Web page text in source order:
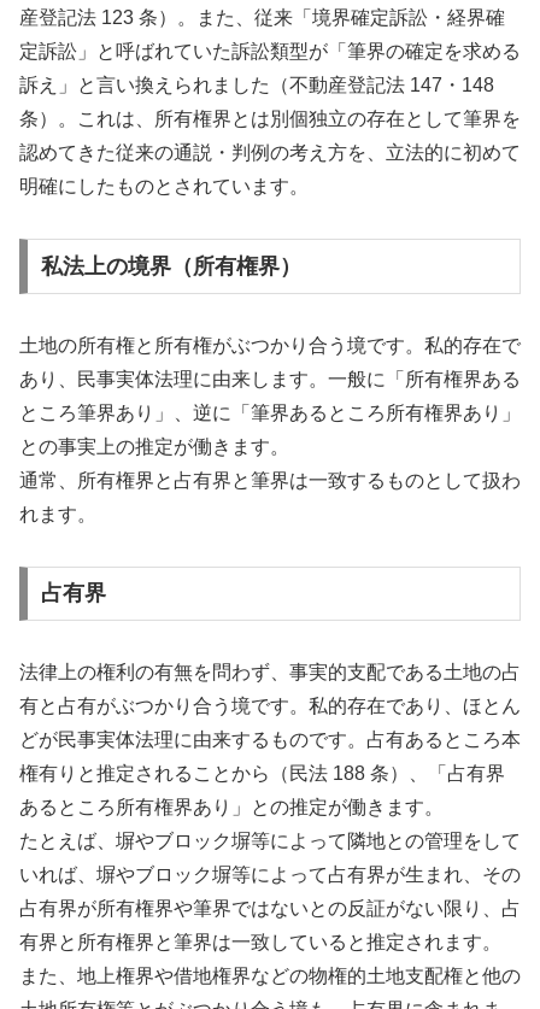
産登記法 123 条）。また、従来「境界確定訴訟・経界確
定訴訟」と呼ばれていた訴訟類型が「筆界の確定を求める
訴え」と言い換えられました（不動産登記法 147・148
条）。これは、所有権界とは別個独立の存在として筆界を
認めてきた従来の通説・判例の考え方を、立法的に初めて
明確にしたものとされています。
私法上の境界（所有権界）
土地の所有権と所有権がぶつかり合う境です。私的存在で
あり、民事実体法理に由来します。一般に「所有権界ある
ところ筆界あり」、逆に「筆界あるところ所有権界あり」
との事実上の推定が働きます。
通常、所有権界と占有界と筆界は一致するものとして扱わ
れます。
占有界
法律上の権利の有無を問わず、事実的支配である土地の占
有と占有がぶつかり合う境です。私的存在であり、ほとん
どが民事実体法理に由来するものです。占有あるところ本
権有りと推定されることから（民法 188 条）、「占有界
あるところ所有権界あり」との推定が働きます。
たとえば、塀やブロック塀等によって隣地との管理をして
いれば、塀やブロック塀等によって占有界が生まれ、その
占有界が所有権界や筆界ではないとの反証がない限り、占
有界と所有権界と筆界は一致していると推定されます。
また、地上権界や借地権界などの物権的土地支配権と他の